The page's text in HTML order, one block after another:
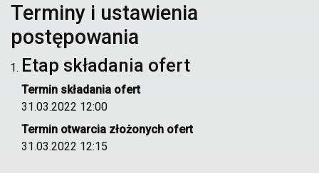
Terminy i ustawienia
postępowania
Etap składania ofert
Termin składania ofert
31.03.2022 12:00
Termin otwarcia złożonych ofert
31.03.2022 12:15